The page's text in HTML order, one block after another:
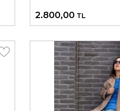
2.800,00 TL